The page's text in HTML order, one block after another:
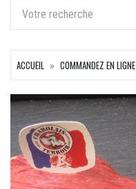
ACCUEIL COMMANDEZ EN LIGNE